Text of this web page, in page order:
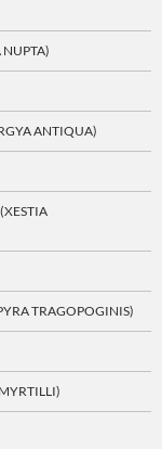
NUPTA)
ANTIQUA)
TRAGOPOGINIS)